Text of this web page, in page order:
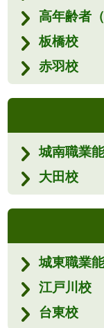
高年齢者
板橋校
赤羽校
城南職業
大田校
城東職業
江戸川校
台東校